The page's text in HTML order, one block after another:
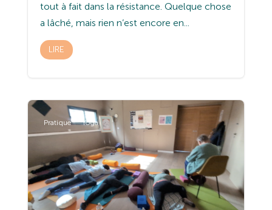
tout à fait dans la résistance. Quelque chose
a lâché, mais rien n’est encore en...
LIRE
Pratique Yoga